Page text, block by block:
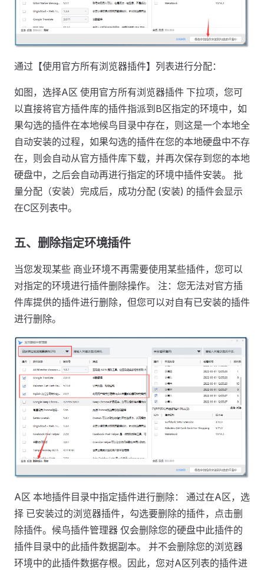
通过【使用官方所有浏览器插件】列表进行分配：
如图，选择A区 使用官方所有浏览器插件 下拉项，您可
以直接将官方插件库的插件指派到B区指定的环境中，如
果勾选的插件在本地候鸟目录中存在，则这是一个本地全
自动安装的过程，如果勾选的插件在您的本地硬盘中不存
在，则会自动从官方插件库下载，并再次保存到您的本地
硬盘中，之后会自动再进行指定的环境中插件安装。 批
量分配（安装）完成后，成功分配 (安装) 的插件会显示
在C区列表中。
五、删除指定环境插件
当您发现某些 商业环境不再需要使用某些插件，您可以
对指定的环境进行插件删除操作。 注：您无法对官方插
件库提供的插件进行删除，但您可以对自有已安装的插件
进行删除。
A区 本地插件目录中指定插件进行删除： 通过在A区，选
择 已安装过的浏览器插件，勾选要删除的插件，点击删
除插件。候鸟插件管理器 仅会删除您的硬盘中此插件的
插件目录中的此插件数据副本。 并不会删除您的浏览器
环境中的此插件数据存根。因此，您对A区列表的插件进